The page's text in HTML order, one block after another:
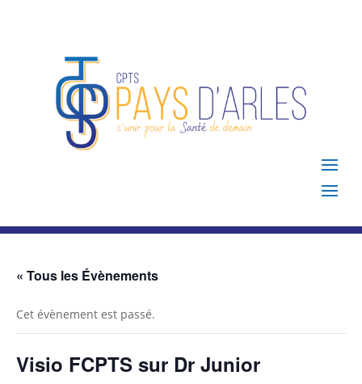
« Tous les Évènements
Cet évènement est passé.
Visio FCPTS sur Dr Junior